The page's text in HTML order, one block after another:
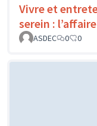
Vivre et
serein :
ASDEC
0 0